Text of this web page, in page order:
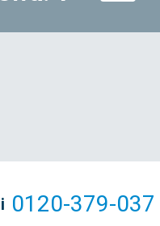
0120-379-037